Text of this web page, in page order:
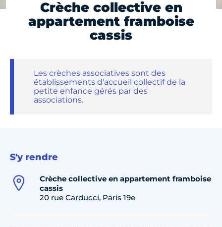
Crèche collective en
appartement framboise
cassis
Les crèches associatives sont des
établissements d'accueil collectif de la
petite enfance gérés par des
associations.
S'y rendre
Crèche collective en appartement framboise
cassis
20 rue Carducci, Paris 19e